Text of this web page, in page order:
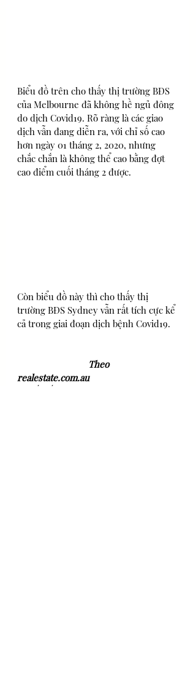
Biểu đồ trên cho thấy thị trường BĐS
của Melbourne đã không hề ngủ đông
do dịch Covid19. Rõ ràng là các giao
dịch vẫn đang diễn ra, với chỉ số cao
hơn ngày 01 tháng 2, 2020, nhưng
chắc chắn là không thể cao bằng đợt
cao điểm cuối tháng 2 được.
Còn biểu đồ này thì cho thấy thị
trường BĐS Sydney vẫn rất tích cực kể
cả trong giai đoạn dịch bệnh Covid19.
realestate.com.au